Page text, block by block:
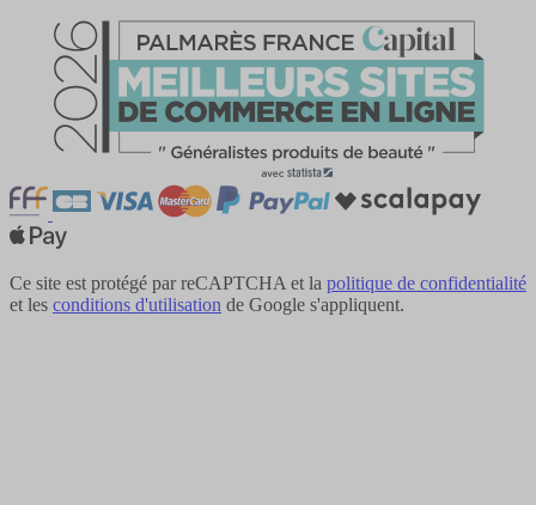
Ce site est protégé par reCAPTCHA et la politique de confidentialité
et les conditions d'utilisation de Google s'appliquent.